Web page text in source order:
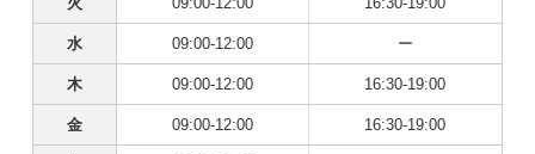
水 09:00-12:00 ー
木 09:00-12:00 16:30-19:00
金 09:00-12:00 16:30-19:00